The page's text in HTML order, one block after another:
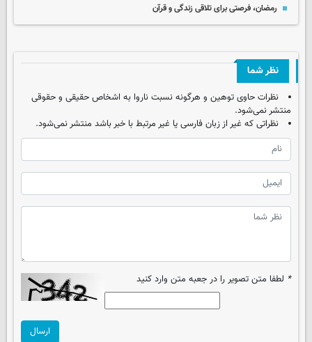
رمضان، فرصتی برای تلاقی زندگی و قرآن
نظر شما
نظرات حاوی توهین و هرگونه نسبت ناروا به اشخاص حقیقی و حقوقی
منتشر نمی‌شود.
نظراتی که غیر از زبان فارسی یا غیر مرتبط با خبر باشد منتشر نمی‌شود.
* لطفا متن تصویر را در جعبه متن وارد کنید
ارسال